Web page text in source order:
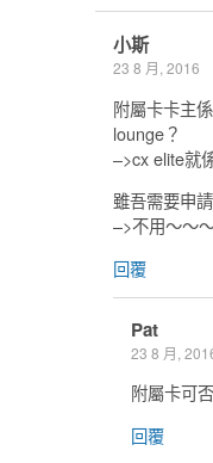
小斯
23 8 月, 2016
附屬卡卡主
lounge？
–>cx elite就
雖吾需要申
–>不用～～
回覆
Pat
23 8 月,
附屬卡可
回覆